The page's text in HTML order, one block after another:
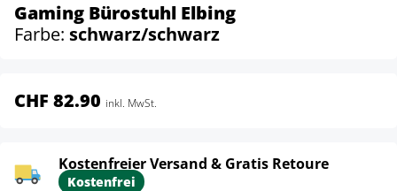
Gaming Bürostuhl Elbing
Farbe: schwarz/schwarz
CHF 82.90 inkl. MwSt.
Kostenfreier Versand & Gratis Retoure
Kostenfrei